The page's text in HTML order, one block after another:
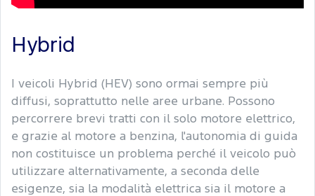
Hybrid
I veicoli Hybrid (HEV) sono ormai sempre più
diffusi, soprattutto nelle aree urbane. Possono
percorrere brevi tratti con il solo motore elettrico,
e grazie al motore a benzina, l'autonomia di guida
non costituisce un problema perché il veicolo può
utilizzare alternativamente, a seconda delle
esigenze, sia la modalità elettrica sia il motore a